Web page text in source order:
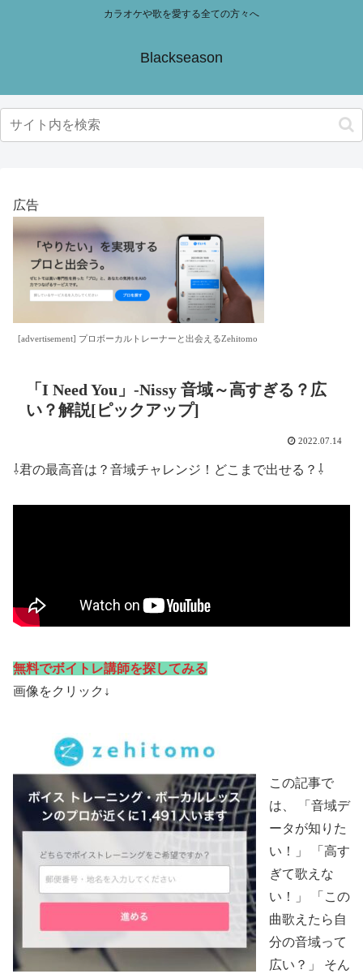
カラオケや歌を愛する全ての方々へ
Blackseason
広告
[advertisement] プロボーカルトレーナーと出会えるZehitomo
「I Need You」-Nissy 音域～高すぎる？広
い？解説[ピックアップ]
2022.07.14
⇩君の最高音は？音域チャレンジ！どこまで出せる？⇩
無料でボイトレ講師を探してみる
画像をクリック↓
この記事で
は、 「音域デ
ータが知りた
い！」 「高す
ぎて歌えな
い！」 「この
曲歌えたら自
分の音域って
広い？」 そん